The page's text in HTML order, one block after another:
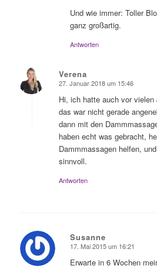
Und wie immer: Toller
ganz großartig.
Antworten
Verena
sagte:
27. Januar 2018 um 15:46
Hi, ich hatte auch vor
das war nicht gerade
dann mit den
haben echt was gebracht,
Dammmassagen helfen,
sinnvoll.
Antworten
Susanne
sagte:
17. Mai 2015 um 16:21
Erwarte in 6 Wochen